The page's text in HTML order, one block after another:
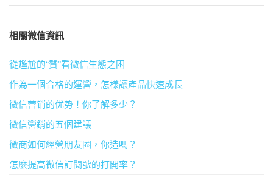
相關微信資訊
從尷尬的“贊”看微信生態之困
作為一個合格的運營，怎樣讓產品快速成長
微信营销的优势！你了解多少？
微信營銷的五個建議
微商如何經營朋友圈，你造嗎？
怎麼提高微信訂閱號的打開率？